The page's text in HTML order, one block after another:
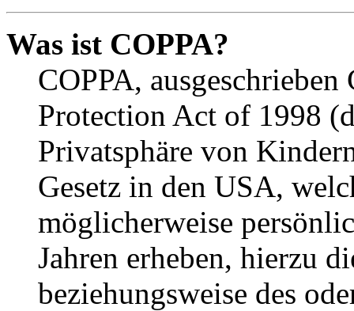
Was ist COPPA?
COPPA,
Protection Act of 1998
Privatsphäre von
Gesetz in den USA,
möglicherweise
Jahren erheben, hierzu
beziehungsweise des